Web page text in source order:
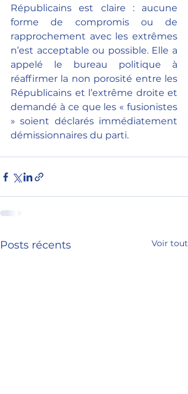
Républicains est claire : aucune
forme de compromis ou de
rapprochement avec les extrêmes
n’est acceptable ou possible. Elle a
appelé le bureau politique à
réaffirmer la non porosité entre les
Républicains et l’extrême droite et
demandé à ce que les « fusionistes
» soient déclarés immédiatement
démissionnaires du parti.
Posts récents Voir tout